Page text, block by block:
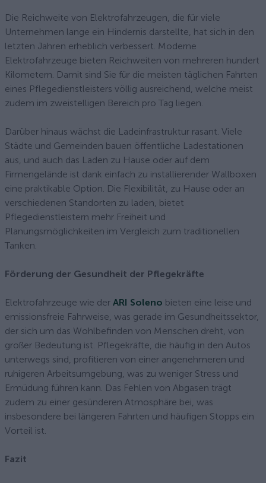
Die Reichweite von Elektrofahrzeugen, die für viele
Unternehmen lange ein Hindernis darstellte, hat sich in den
letzten Jahren erheblich verbessert. Moderne
Elektrofahrzeuge bieten Reichweiten von mehreren hundert
Kilometern. Damit sind Sie für die meisten täglichen Fahrten
eines Pflegedienstleisters völlig ausreichend, welche meist
zudem im zweistelligen Bereich pro Tag liegen.
Darüber hinaus wächst die Ladeinfrastruktur rasant. Viele
Städte und Gemeinden bauen öffentliche Ladestationen
aus, und auch das Laden zu Hause oder auf dem
Firmengelände ist dank einfach zu installierender Wallboxen
eine praktikable Option. Die Flexibilität, zu Hause oder an
verschiedenen Standorten zu laden, bietet
Pflegedienstleistern mehr Freiheit und
Planungsmöglichkeiten im Vergleich zum traditionellen
Tanken.
Förderung der Gesundheit der Pflegekräfte
Elektrofahrzeuge wie der ARI Soleno bieten eine leise und
emissionsfreie Fahrweise, was gerade im Gesundheitssektor,
der sich um das Wohlbefinden von Menschen dreht, von
großer Bedeutung ist. Pflegekräfte, die häufig in den Autos
unterwegs sind, profitieren von einer angenehmeren und
ruhigeren Arbeitsumgebung, was zu weniger Stress und
Ermüdung führen kann. Das Fehlen von Abgasen trägt
zudem zu einer gesünderen Atmosphäre bei, was
insbesondere bei längeren Fahrten und häufigen Stopps ein
Vorteil ist.
Fazit